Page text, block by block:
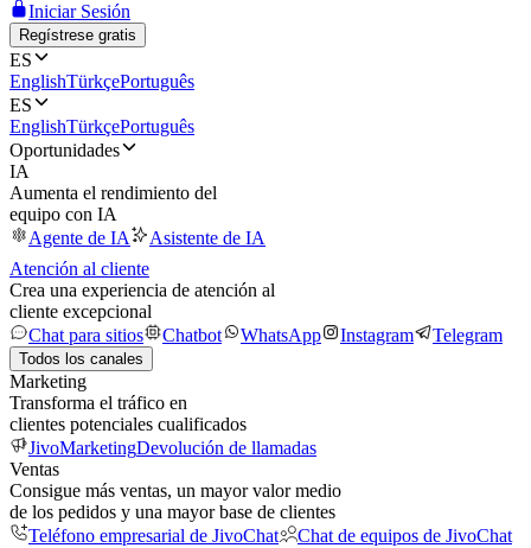
Iniciar Sesión
Regístrese gratis
ES
EnglishTürkçePortuguês
ES
EnglishTürkçePortuguês
Oportunidades
IA
Aumenta el rendimiento del
equipo con IA
Agente de IA
Asistente de IA
Atención al cliente
Crea una experiencia de atención al
cliente excepcional
Chat para sitios
Chatbot WhatsApp Instagram Telegram
Todos los canales
Marketing
Transforma el tráfico en
clientes potenciales cualificados
JivoMarketingDevolución de llamadas
Ventas
Consigue más ventas, un mayor valor medio
de los pedidos y una mayor base de clientes
Teléfono empresarial de JivoChat
Chat de equipos de JivoChat